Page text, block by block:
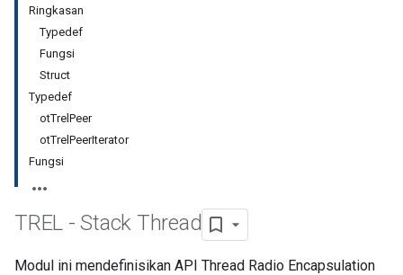
Ringkasan
Typedef
Fungsi
Struct
Typedef
otTrelPeer
otTrelPeerIterator
Fungsi
TREL - Stack Thread
Modul ini mendefinisikan API Thread Radio Encapsulation